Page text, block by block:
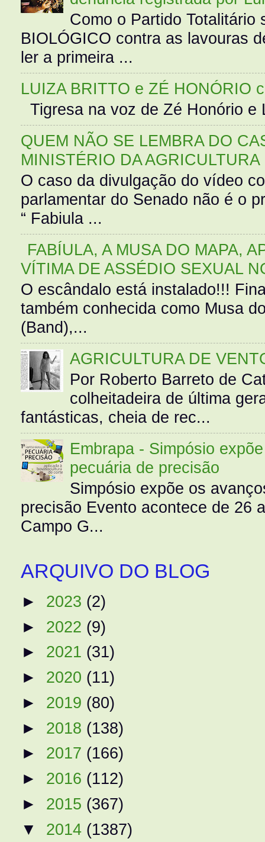
Como o Partido Totalitário
BIOLÓGICO contra as lavouras
ler a primeira ...
LUIZA BRITTO e ZÉ HONÓRIO
Tigresa na voz de Zé Honório
QUEM NÃO SE LEMBRA DO
MINISTÉRIO DA AGRICULTURA
O caso da divulgação do vídeo
parlamentar do Senado não é o
“ Fabiula ...
FABÍULA, A MUSA DO MAPA,
VÍTIMA DE ASSÉDIO SEXUAL
O escândalo está instalado!!!
também conhecida como Musa
(Band),...
AGRICULTURA DE
Por Roberto Barreto de
colheitadeira de última
fantásticas, cheia de rec...
Embrapa - Simpósio
pecuária de precisão
Simpósio expõe os
precisão Evento acontece de 26
Campo G...
ARQUIVO DO BLOG
► 2023 (2)
► 2022 (9)
► 2021 (31)
► 2020 (11)
► 2019 (80)
► 2018 (138)
► 2017 (166)
► 2016 (112)
► 2015 (367)
▼ 2014 (1387)